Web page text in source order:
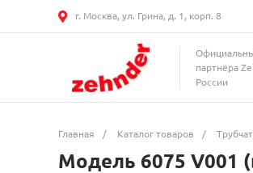
г. Москва, ул. Грина, д. 1, корп. 8
партнёра
России
Главная / Каталог товаров /
Модель 6075 V001